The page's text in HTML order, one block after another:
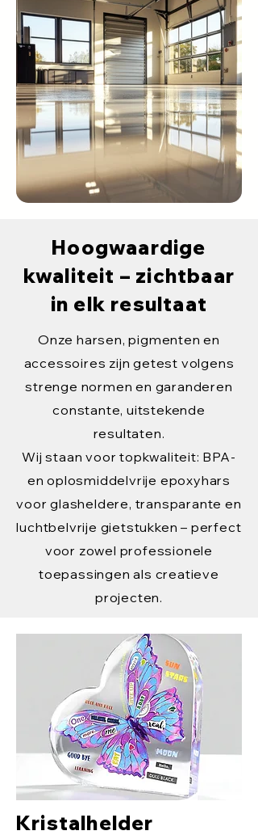
Hoogwaardige
kwaliteit – zichtbaar
in elk resultaat
Onze harsen, pigmenten en
accessoires zijn getest volgens
strenge normen en garanderen
constante, uitstekende
resultaten.
Wij staan voor topkwaliteit: BPA-
en oplosmiddelvrije epoxyhars
voor glasheldere, transparante en
luchtbelvrije gietstukken – perfect
voor zowel professionele
toepassingen als creatieve
projecten.
Kristalhelder